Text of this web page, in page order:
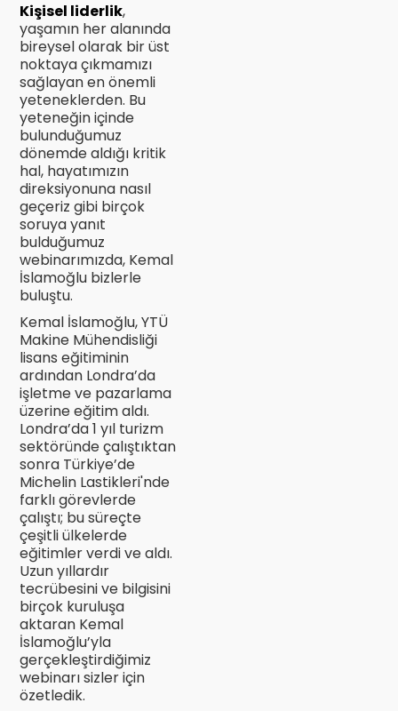
Kişisel liderlik,
yaşamın her alanında
bireysel olarak bir üst
noktaya çıkmamızı
sağlayan en önemli
yeteneklerden. Bu
yeteneğin içinde
bulunduğumuz
dönemde aldığı kritik
hal, hayatımızın
direksiyonuna nasıl
geçeriz gibi birçok
soruya yanıt
bulduğumuz
webinarımızda, Kemal
İslamoğlu bizlerle
buluştu.
Kemal İslamoğlu, YTÜ
Makine Mühendisliği
lisans eğitiminin
ardından Londra’da
işletme ve pazarlama
üzerine eğitim aldı.
Londra’da 1 yıl turizm
sektöründe çalıştıktan
sonra Türkiye’de
Michelin Lastikleri'nde
farklı görevlerde
çalıştı; bu süreçte
çeşitli ülkelerde
eğitimler verdi ve aldı.
Uzun yıllardır
tecrübesini ve bilgisini
birçok kuruluşa
aktaran Kemal
İslamoğlu’yla
gerçekleştirdiğimiz
webinarı sizler için
özetledik.